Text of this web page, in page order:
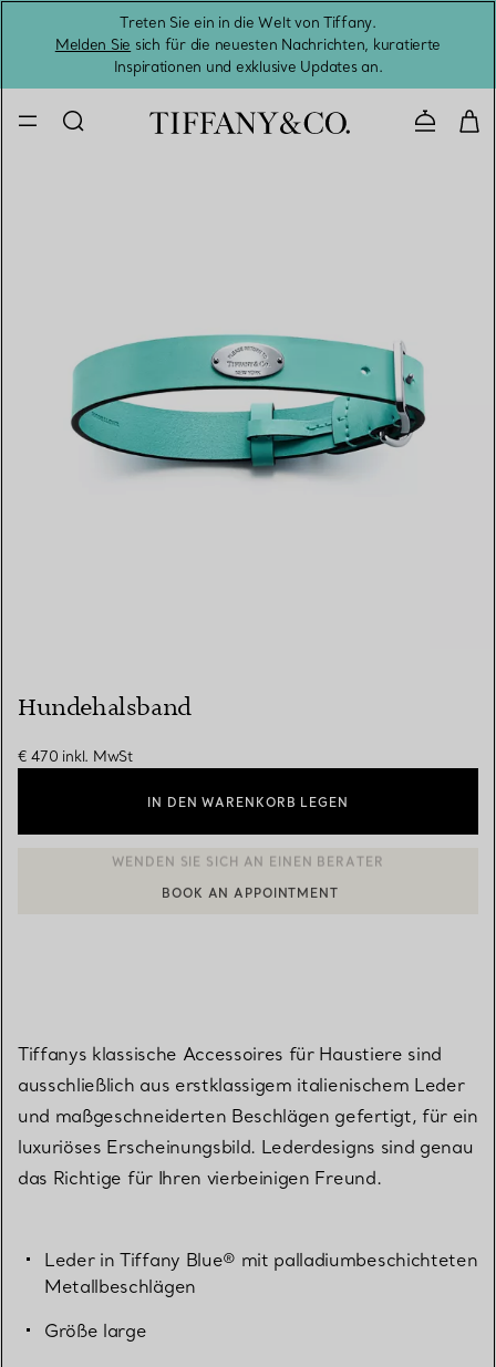
Treten Sie ein in die Welt von Tiffany.
Melden Sie sich für die neuesten Nachrichten, kuratierte
Inspirationen und exklusive Updates an.
Hundehalsband
€ 470 inkl. MwSt
IN DEN WARENKORB LEGEN
EINEN KUNDENBERATER KONTAKTIEREN ODER EINEN
Tiffanys klassische Accessoires für Haustiere sind
ausschließlich aus erstklassigem italienischem Leder
und maßgeschneiderten Beschlägen gefertigt, für ein
luxuriöses Erscheinungsbild. Lederdesigns sind genau
das Richtige für Ihren vierbeinigen Freund.
Leder in Tiffany Blue® mit palladiumbeschichteten
Metallbeschlägen
Größe large